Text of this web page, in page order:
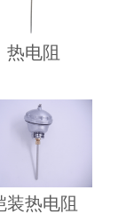
热电阻
装热电阻